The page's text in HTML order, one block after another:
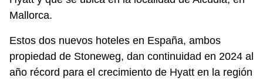
Mallorca.
Estos dos nuevos hoteles en España, ambos
propiedad de Stoneweg, dan continuidad en 2024 al
año récord para el crecimiento de Hyatt en la región